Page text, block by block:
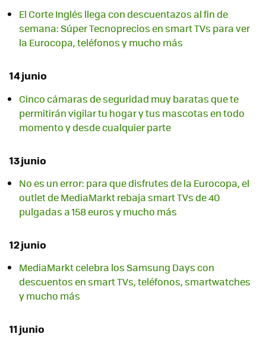
El Corte Inglés llega con descuentazos al fin de
semana: Súper Tecnoprecios en smart TVs para ver
la Eurocopa, teléfonos y mucho más
14 junio
Cinco cámaras de seguridad muy baratas que te
permitirán vigilar tu hogar y tus mascotas en todo
momento y desde cualquier parte
13 junio
No es un error: para que disfrutes de la Eurocopa, el
outlet de MediaMarkt rebaja smart TVs de 40
pulgadas a 158 euros y mucho más
12 junio
MediaMarkt celebra los Samsung Days con
descuentos en smart TVs, teléfonos, smartwatches
y mucho más
11 junio